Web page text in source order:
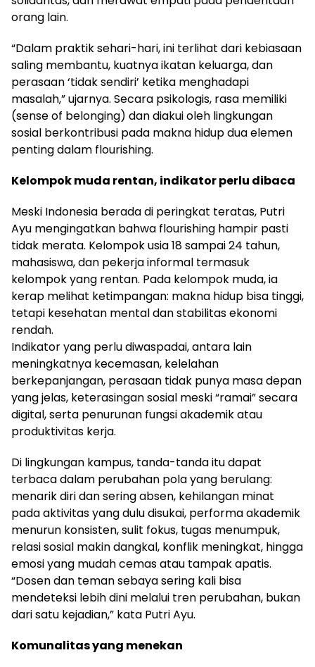
orang lain.
“Dalam praktik sehari-hari, ini terlihat dari kebiasaan
saling membantu, kuatnya ikatan keluarga, dan
perasaan ‘tidak sendiri’ ketika menghadapi
masalah,” ujarnya. Secara psikologis, rasa memiliki
(sense of belonging) dan diakui oleh lingkungan
sosial berkontribusi pada makna hidup dua elemen
penting dalam flourishing.
Kelompok muda rentan, indikator perlu dibaca
Meski Indonesia berada di peringkat teratas, Putri
Ayu mengingatkan bahwa flourishing hampir pasti
tidak merata. Kelompok usia 18 sampai 24 tahun,
mahasiswa, dan pekerja informal termasuk
kelompok yang rentan. Pada kelompok muda, ia
kerap melihat ketimpangan: makna hidup bisa tinggi,
tetapi kesehatan mental dan stabilitas ekonomi
rendah.
Indikator yang perlu diwaspadai, antara lain
meningkatnya kecemasan, kelelahan
berkepanjangan, perasaan tidak punya masa depan
yang jelas, keterasingan sosial meski “ramai” secara
digital, serta penurunan fungsi akademik atau
produktivitas kerja.
Di lingkungan kampus, tanda-tanda itu dapat
terbaca dalam perubahan pola yang berulang:
menarik diri dan sering absen, kehilangan minat
pada aktivitas yang dulu disukai, performa akademik
menurun konsisten, sulit fokus, tugas menumpuk,
relasi sosial makin dangkal, konflik meningkat, hingga
emosi yang mudah cemas atau tampak apatis.
“Dosen dan teman sebaya sering kali bisa
mendeteksi lebih dini melalui tren perubahan, bukan
dari satu kejadian,” kata Putri Ayu.
Komunalitas yang menekan